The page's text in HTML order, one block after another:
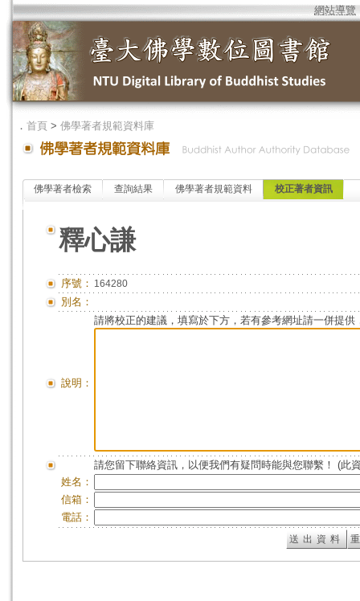
網站導覽
． 首頁 > 佛學著者規範資料庫
佛學著者檢索 查詢結果 佛學著者規範資料 校正著者資訊
釋心謙
序號： 164280
別名：
說明：
請將校正的建議，填寫於下方，若有參考網址請一併提供
請您留下聯絡資訊，以便我們有疑問時能與您聯繫！ (此
姓名：
信箱：
電話：